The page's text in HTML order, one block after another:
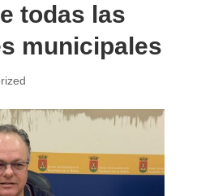
todas las
municipales